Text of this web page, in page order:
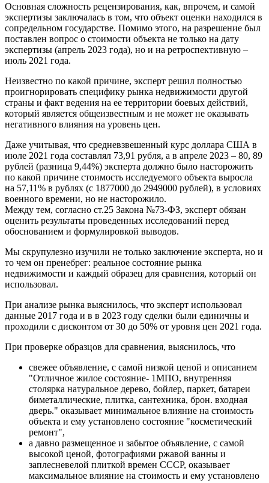
Основная сложность рецензирования, как, впрочем, и самой
экспертизы заключалась в том, что объект оценки находился в
сопредельном государстве. Помимо этого, на разрешение был
поставлен вопрос о стоимости объекта не только на дату
экспертизы (апрель 2023 года), но и на ретроспективную –
июль 2021 года.
Неизвестно по какой причине, эксперт решил полностью
проигнорировать специфику рынка недвижимости другой
страны и факт ведения на ее территории боевых действий,
который является общеизвестным и не может не оказывать
негативного влияния на уровень цен.
Даже учитывая, что средневзвешенный курс доллара США в
июле 2021 года составлял 73,91 рубля, а в апреле 2023 – 80, 89
рублей (разница 9,44%) эксперта должно было насторожить
по какой причине стоимость исследуемого объекта выросла
на 57,11% в рублях (с 1877000 до 2949000 рублей), в условиях
военного времени, но не насторожило.
Между тем, согласно ст.25 Закона №73-ФЗ, эксперт обязан
оценить результаты проведенных исследований перед
обоснованием и формулировкой выводов.
Мы скрупулезно изучили не только заключение эксперта, но и
то чем он пренебрег: реальное состояние рынка
недвижимости и каждый образец для сравнения, который он
использовал.
При анализе рынка выяснилось, что эксперт использовал
данные 2017 года и в в 2023 году сделки были единичны и
проходили с дисконтом от 30 до 50% от уровня цен 2021 года.
При проверке образцов для сравнения, выяснилось, что
свежее объявление, с самой низкой ценой и описанием
"Отличное жилое состояние- 1МПО, внутренняя
столярка натуральное дерево, бойлер, паркет, батареи
биметаллические, плитка, сантехника, брон. входная
дверь." оказывает минимальное влияние на стоимость
объекта и ему установлено состояние "косметический
ремонт",
а давно размещенное и забытое объявление, с самой
высокой ценой, фотографиями ржавой ванны и
заплесневелой плиткой времен СССР, оказывает
максимальное влияние на стоимость и ему установлено